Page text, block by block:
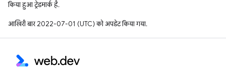
किया हुआ ट्रेडमार्क है.
आखिरी बार 2022-07-01 (UTC) को अपडेट किया गया.